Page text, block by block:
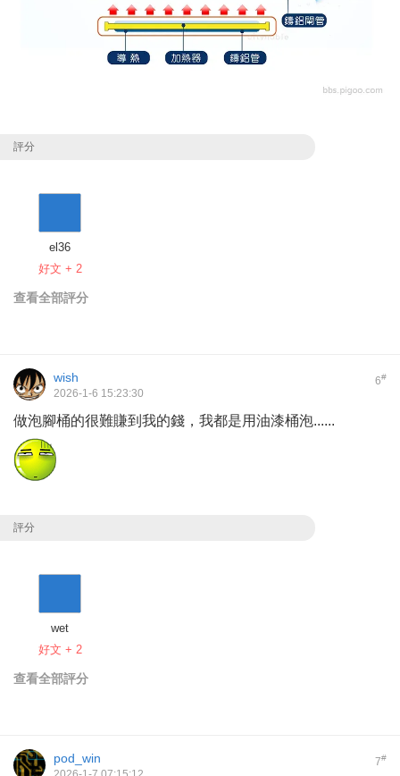
評分
el36
好文 + 2
查看全部評分
6#
wish
2026-1-6 15:23:30
做泡腳桶的很難賺到我的錢，我都是用油漆桶泡......
評分
wet
好文 + 2
查看全部評分
7#
pod_win